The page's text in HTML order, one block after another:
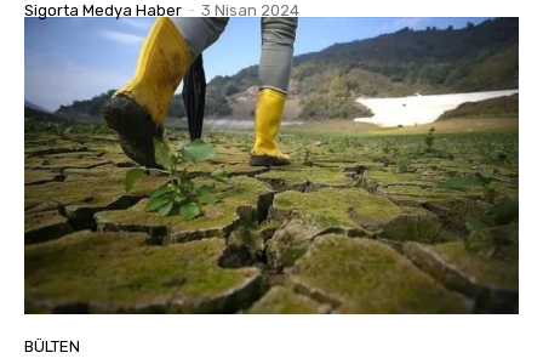
Sigorta Medya Haber - 3 Nisan 2024
BÜLTEN